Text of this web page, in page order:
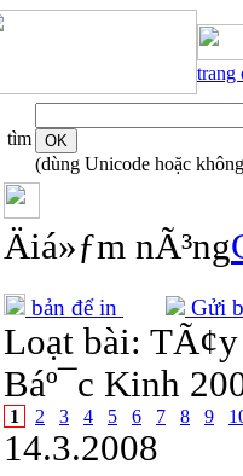
trang
tìm
(dùng Unicode hoặc
Äiá»ƒm nÃ³ng
bản để in Gửi
Loạt bài: TÃ¢y
Báº¯c Kinh
1 2 3 4 5 6 7 8 9
14.3.2008